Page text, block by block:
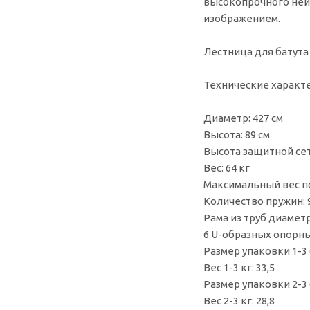
изображением.
Лестница для
Технические
Диаметр: 427 см
Высота: 89 см
Высота защитной
Вес: 64 кг
Максимальный вес
Количество пружин:
Рама из труб
6 U-образных
Размер упаковки 1-
Вес 1-3 кг: 33,5
Размер упаковки 2-
Вес 2-3 кг: 28,8